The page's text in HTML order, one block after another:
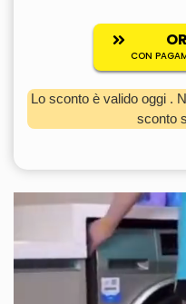
CON
Lo sconto è valido oggi .
sconto